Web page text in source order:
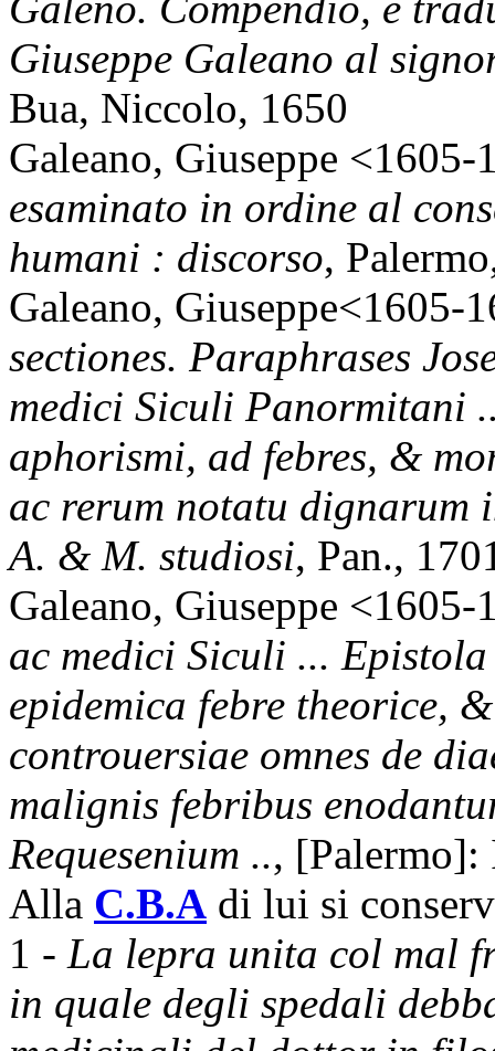
Giuseppe Galeano al
Bua, Niccolo, 1650
Galeano, Giuseppe <1605-
esaminato in ordine al
humani : discorso,
Galeano, Giuseppe<1605-
sectiones. Paraphrases
medici Siculi Panormitani
aphorismi, ad febres, &
ac rerum notatu dignarum
A. & M. studiosi, Pan.,
Galeano, Giuseppe <1605-
ac medici Siculi ...
epidemica febre theorice,
controuersiae omnes de
malignis febribus
Requesenium ..,
Alla C.B.A di lui si
1 - La lepra unita col mal
in quale degli spedali